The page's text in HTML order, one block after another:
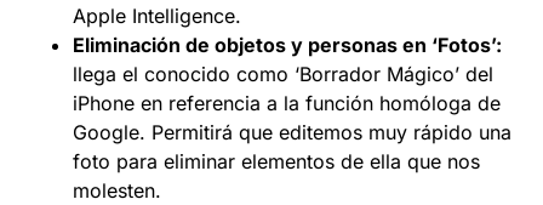
Apple Intelligence.
Eliminación de objetos y personas en ‘Fotos’:
llega el conocido como ‘Borrador Mágico’ del
iPhone en referencia a la función homóloga de
Google. Permitirá que editemos muy rápido una
foto para eliminar elementos de ella que nos
molesten.